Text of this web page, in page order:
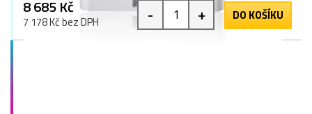
8 685 Kč
7 178 Kč bez DPH - + DO KOŠÍKU